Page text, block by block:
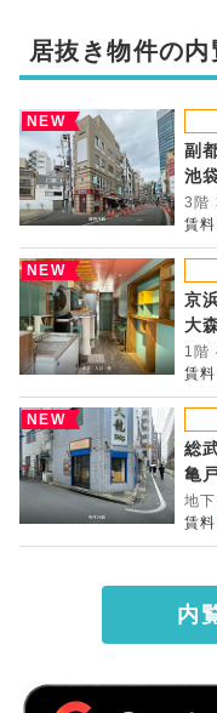
居抜き物件の
NEW
副
賃
NEW
京
賃
NEW
総
賃
内